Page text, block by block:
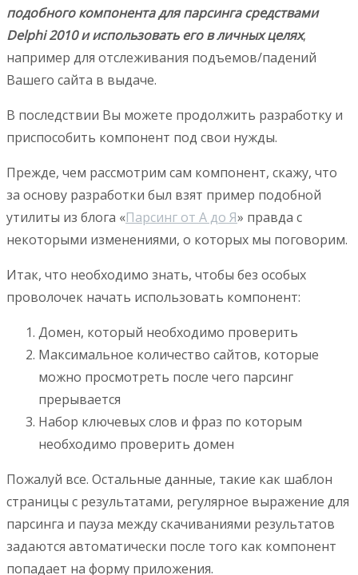
подобного компонента для парсинга средствами
Delphi 2010 и использовать его в личных целях,
например для отслеживания подъемов/падений
Вашего сайта в выдаче.
В последствии Вы можете продолжить разработку и
приспособить компонент под свои нужды.
Прежде, чем рассмотрим сам компонент, скажу, что
за основу разработки был взят пример подобной
утилиты из блога «Парсинг от А до Я» правда с
некоторыми изменениями, о которых мы поговорим.
Итак, что необходимо знать, чтобы без особых
проволочек начать использовать компонент:
Домен, который необходимо проверить
Максимальное количество сайтов, которые
можно просмотреть после чего парсинг
прерывается
Набор ключевых слов и фраз по которым
необходимо проверить домен
Пожалуй все. Остальные данные, такие как шаблон
страницы с результатами, регулярное выражение для
парсинга и пауза между скачиваниями результатов
задаются автоматически после того как компонент
попадает на форму приложения.